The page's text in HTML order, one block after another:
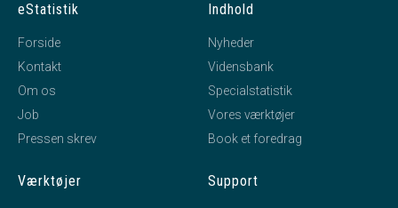
eStatistik
Forside
Kontakt
Om os
Job
Pressen skrev
Indhold
Nyheder
Vidensbank
Specialstatistik
Vores værktøjer
Book et foredrag
Værktøjer Support